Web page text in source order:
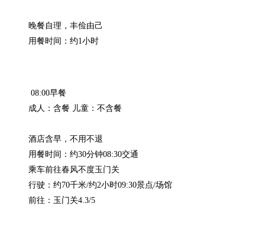
晚餐自理，丰俭由己
用餐时间：约1小时
08:00早餐
成人：含餐 儿童：不含餐
酒店含早，不用不退
用餐时间：约30分钟08:30交通
乘车前往春风不度玉门关
行驶：约70千米/约2小时09:30景点/场馆
前往：玉门关4.3/5